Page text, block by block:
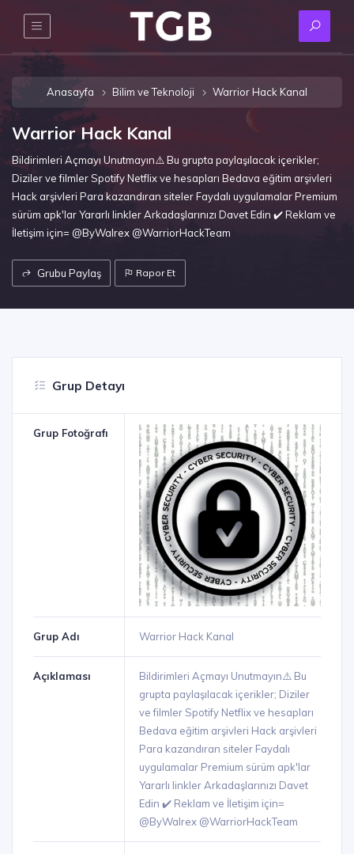
Anasayfa Bilim ve Teknoloji Warrior Hack Kanal
Warrior Hack Kanal
Bildirimleri Açmayı Unutmayın⚠️ Bu grupta paylaşılacak içerikler;
Diziler ve filmler Spotify Netflix ve hesapları Bedava eğitim arşivleri
Hack arşivleri Para kazandıran siteler Faydalı uygulamalar Premium
sürüm apk'lar Yararlı linkler Arkadaşlarınızı Davet Edin ✔️ Reklam ve
İletişim için= @ByWalrex @WarriorHackTeam
Grubu Paylaş Rapor Et
Grup Detayı
Grup Fotoğrafı
Grup Adı Warrior Hack Kanal
Açıklaması
Bildirimleri Açmayı Unutmayın⚠️ Bu
grupta paylaşılacak içerikler; Diziler
ve filmler Spotify Netflix ve hesapları
Bedava eğitim arşivleri Hack arşivleri
Para kazandıran siteler Faydalı
uygulamalar Premium sürüm apk'lar
Yararlı linkler Arkadaşlarınızı Davet
Edin ✔️ Reklam ve İletişim için=
@ByWalrex @WarriorHackTeam